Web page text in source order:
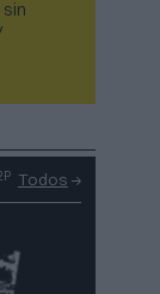
sin
Todos